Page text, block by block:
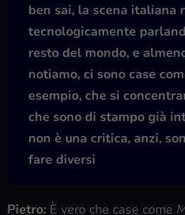
ben sai, la scena italiana
tecnologicamente
resto del mondo, e
notiamo, ci sono case
esempio, che si
che sono di stampo già
non è una critica, anzi,
fare diversi
Pietro: È vero che case come